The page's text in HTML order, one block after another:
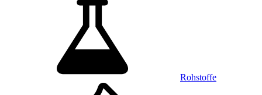
Rohstoffe